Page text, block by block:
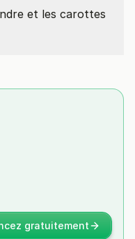
et les carottes
gratuitement